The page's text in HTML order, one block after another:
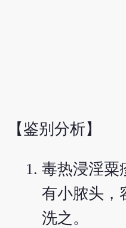
【鉴别分析】
毒热浸淫粟
有小脓头，
洗之。